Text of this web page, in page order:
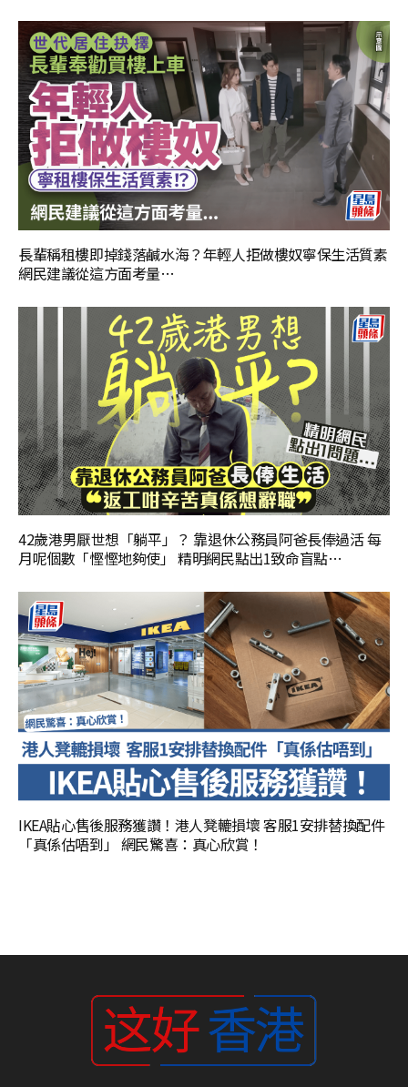
長輩稱租樓即掉錢落鹹水海？年輕人拒做樓奴寧保生活質素
網民建議從這方面考量…
42歲港男厭世想「躺平」？ 靠退休公務員阿爸長俸過活 每
月呢個數「慳慳地夠使」 精明網民點出1致命盲點…
IKEA貼心售後服務獲讚！港人凳轆損壞 客服1安排替換配件
「真係估唔到」 網民驚喜：真心欣賞！